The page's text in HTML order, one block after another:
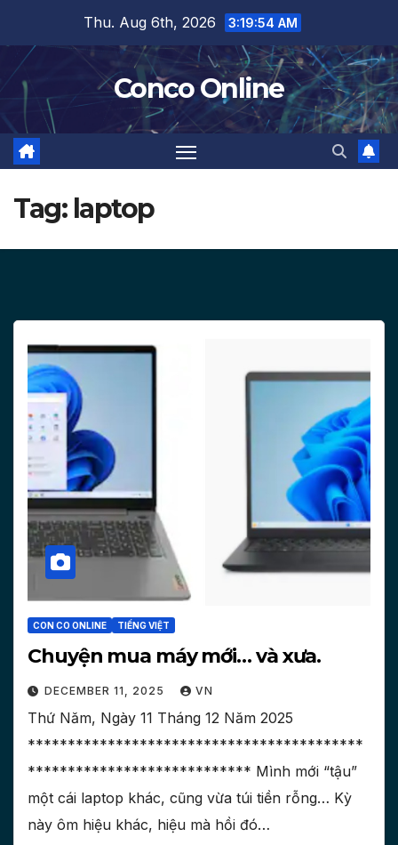
content
Thu. Aug 6th, 2026 3:19:55 AM
Conco Online
Tag: laptop
CON CO ONLINE TIẾNG VIỆT
Chuyện mua máy mới… và xưa.
DECEMBER 11, 2025 VN
Thứ Năm, Ngày 11 Tháng 12 Năm 2025
******************************************
**************************** Mình mới “tậu”
một cái laptop khác, cũng vừa túi tiền rỗng… Kỳ
này ôm hiệu khác, hiệu mà hồi đó…